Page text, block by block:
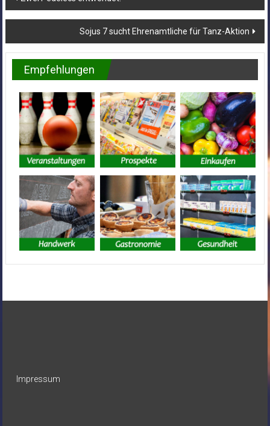
Sojus 7 sucht Ehrenamtliche für Tanz-Aktion
Empfehlungen
Impressum